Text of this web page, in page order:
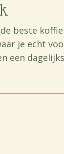
beste
je echt
een dagelijks